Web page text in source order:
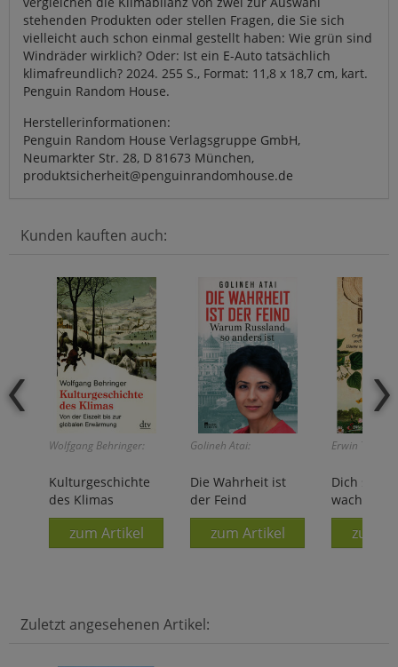
stehenden Produkten oder stellen Fragen, die Sie sich
vielleicht auch schon einmal gestellt haben: Wie grün sind
Windräder wirklich? Oder: Ist ein E-Auto tatsächlich
klimafreundlich? 2024. 255 S., Format: 11,8 x 18,7 cm, kart.
Penguin Random House.
Herstellerinformationen:
Penguin Random House Verlagsgruppe GmbH,
Neumarkter Str. 28, D 81673 München,
produktsicherheit@penguinrandomhouse.de
Kunden kauften auch:
Wolfgang Behringer:
Kulturgeschichte
des Klimas
zum Artikel
Golineh Atai:
Die Wahrheit ist
der Feind
zum Artikel
Erwin Thoma:
Dich sah
wachsen
zum
Zuletzt angesehenen Artikel: